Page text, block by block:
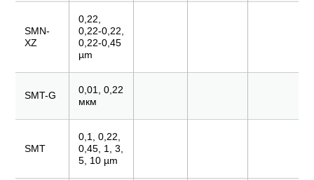
SMN-
XZ
0,22,
0,22-0,22,
0,22-0,45
µm
SMT-G
0,01, 0,22
мкм
SMT
0,1, 0,22,
0,45, 1, 3,
5, 10 µm